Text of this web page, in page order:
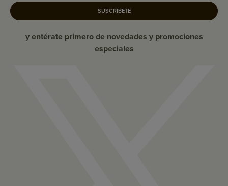
SUSCRÍBETE
y entérate primero de novedades y promociones
especiales